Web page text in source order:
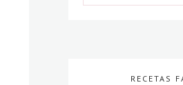
RECETAS